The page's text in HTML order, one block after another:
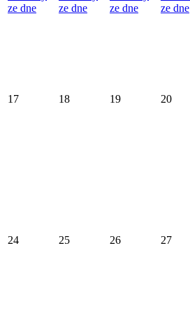
ze dne
ze dne
ze dne
ze dne
17 18 19 20
24 25 26 27